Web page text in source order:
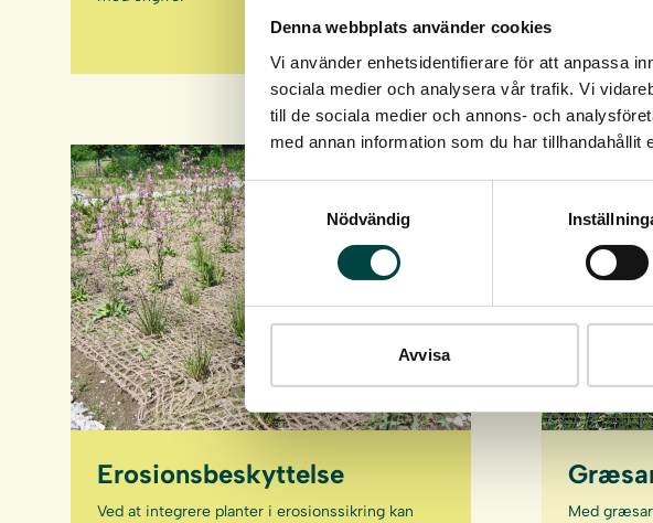
Denna webbplats använder cookies
Vi använder enhetsidentifierare för att anpassa
sociala medier och analysera vår trafik. Vi
till de sociala medier och annons- och
med annan information som du har
Samtyckesval
Nödvändig
Avvisa
Erosionsbeskyttelse
Ved at integrere planter i erosionssikring kan
Med